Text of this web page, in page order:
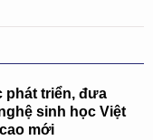
phát triển, đưa
sinh học Việt
mới